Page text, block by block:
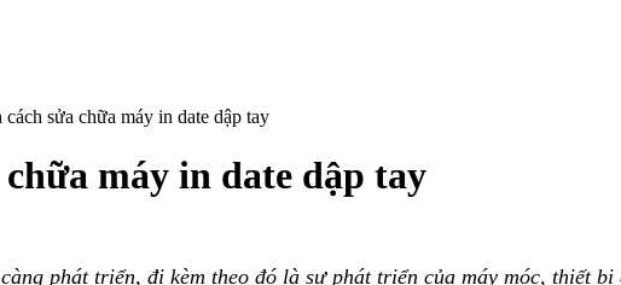
cách sửa chữa máy in date dập tay
máy in date dập tay
phát triển, đi kèm theo đó là sự phát triển của máy móc, thiết